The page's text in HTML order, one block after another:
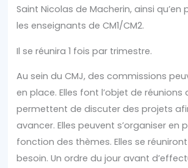
Saint Nicolas de Macherin, ainsi
les enseignants de CM1/CM2.
Il se réunira 1 fois par trimestre.
Au sein du CMJ, des commissions
en place. Elles font l’objet de réunions
permettent de discuter des projets
avancer. Elles peuvent s’organiser en
fonction des thèmes. Elles se
besoin. Un ordre du jour avant